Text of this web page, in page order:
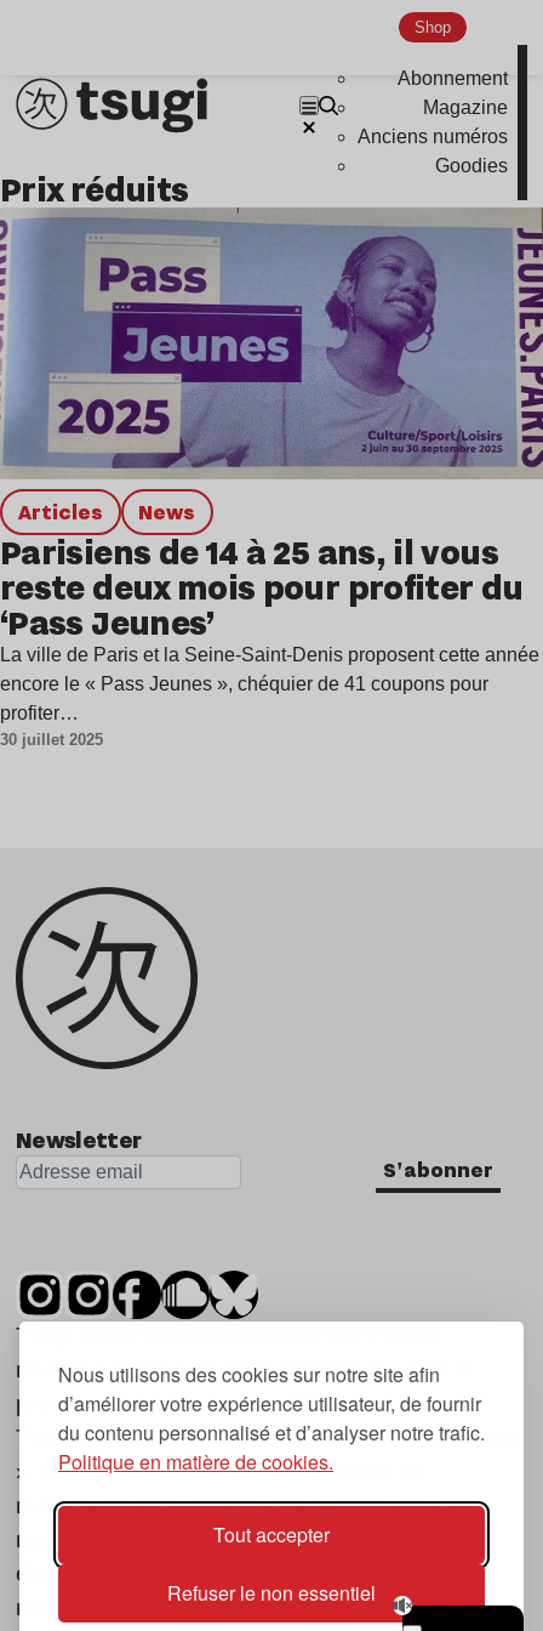
Nous utilisons des cookies sur notre site afin
d’améliorer votre expérience utilisateur, de fournir
du contenu personnalisé et d’analyser notre trafic.
Politique en matière de cookies.
Tout accepter
Refuser le non essentiel
Shop
Abonnement
Magazine
Anciens numéros
Goodies
Indie
prix réduits
Articles news
Parisiens de 14 à 25 ans, il vous
reste deux mois pour profiter du
‘Pass Jeunes’
La ville de Paris et la Seine-Saint-Denis proposent cette année
encore le « Pass Jeunes », chéquier de 41 coupons pour
profiter…
30 juillet 2025
Newsletter
S'abonner
Tsugi est un mensuel indépendant sur la
musique et les nouvelles tendances, dont la
première parution date de 2007.
Tsugi en japonais signifie « prochain », « suivant
», ce qui correspond à la thématique du
magazine, à l’affût des nouvelles tendances
musicales, qu’elles viennent de la musique
électronique, du rock ou du hip hop, et des
nouveaux phénomènes de société liés à la